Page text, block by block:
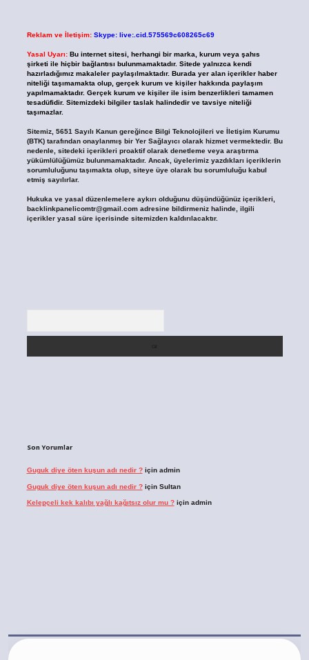
Reklam ve İletişim: Skype: live:.cid.575569c608265c69
Yasal Uyarı: Bu internet sitesi, herhangi bir marka, kurum veya şahıs
şirketi ile hiçbir bağlantısı bulunmamaktadır. Sitede yalnızca kendi
hazırladığımız makaleler paylaşılmaktadır. Burada yer alan içerikler haber
niteliği taşımamakta olup, gerçek kurum ve kişiler hakkında paylaşım
yapılmamaktadır. Gerçek kurum ve kişiler ile isim benzerlikleri tamamen
tesadüfidir. Sitemizdeki bilgiler taslak halindedir ve tavsiye niteliği
taşımazlar.
Sitemiz, 5651 Sayılı Kanun gereğince Bilgi Teknolojileri ve İletişim Kurumu
(BTK) tarafından onaylanmış bir Yer Sağlayıcı olarak hizmet vermektedir. Bu
nedenle, sitedeki içerikleri proaktif olarak denetleme veya araştırma
yükümlülüğümüz bulunmamaktadır. Ancak, üyelerimiz yazdıkları içeriklerin
sorumluluğunu taşımakta olup, siteye üye olarak bu sorumluluğu kabul
etmiş sayılırlar.
Hukuka ve yasal düzenlemelere aykırı olduğunu düşündüğünüz içerikleri,
backlinkpanelicomtr@gmail.comadresine bildirmeniz halinde, ilgili
içerikler yasal süre içerisinde sitemizden kaldırılacaktır.
Son Yorumlar
Guguk diye öten kuşun adı nedir ?için admin
Guguk diye öten kuşun adı nedir ?için Sultan
Kelepçeli kek kalıbı yağlı kağıtsız olur mu ?için admin